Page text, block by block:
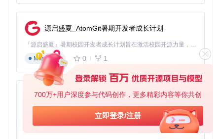
700万+用户深度参与代码创作，更多精彩内容等你共创
立即登录/注册
C++代码编辑场景：10万行代码文件流畅滚动，语法高亮实时
更新，内存占用稳定在42MB
跨平台一致性：统一操作体验的设计哲学
notepad--通过以下设计实现了跨平台操作的一致性：
统一快捷键体系
支持Windows和macOS风格快捷键切换
自适应界面布局
：根据操作系统自动调整窗口样式、菜单结
构和控件布局
共享配置系统
：通过云端或本地文件实现配置跨平台同步，
包括主题、语法高亮和插件设置
源启盛夏_AtomGit暑期开发者成长计划
「源启盛夏」暑期校园开发者成长计划旨在激活校园开源力量，通过积分激励、认证扶持、资源倾斜等形式，引导高校组织和开发者完成「入驻 — 建项目 — 做贡献 — 获认证 — 得资源」的完整闭环。无论你是想带领社团入驻平台的组织者，还是希望用代码贡献证明自己的开发者，都能在这里找到属于你的成长路径。
Markdown
0 1
py-xiaozhi
基于Python的Xiaozhi AI，适用于想要完整Xiaozhi体验而无需拥有专用硬件的用户。
Python
0 1